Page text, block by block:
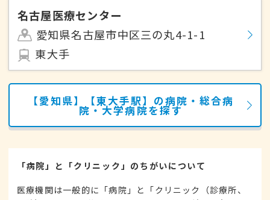
名古屋医療センター
愛知県名古屋市中区三の丸4-1-1
東大手
【愛知県】【東大手駅】の病院・総合病
院・大学病院を探す
「病院」と「クリニック」のちがいについて
医療機関は一般的に「病院」と「クリニック（診療所、